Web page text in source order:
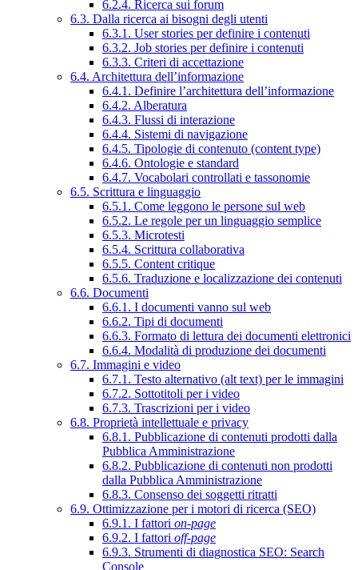
6.2.4. Ricerca sui forum
6.3. Dalla ricerca ai bisogni degli utenti
6.3.1. User stories per definire i contenuti
6.3.2. Job stories per definire i contenuti
6.3.3. Criteri di accettazione
6.4. Architettura dell’informazione
6.4.1. Definire l’architettura dell’informazione
6.4.2. Alberatura
6.4.3. Flussi di interazione
6.4.4. Sistemi di navigazione
6.4.5. Tipologie di contenuto (content type)
6.4.6. Ontologie e standard
6.4.7. Vocabolari controllati e tassonomie
6.5. Scrittura e linguaggio
6.5.1. Come leggono le persone sul web
6.5.2. Le regole per un linguaggio semplice
6.5.3. Microtesti
6.5.4. Scrittura collaborativa
6.5.5. Content critique
6.5.6. Traduzione e localizzazione dei contenuti
6.6. Documenti
6.6.1. I documenti vanno sul web
6.6.2. Tipi di documenti
6.6.3. Formato di lettura dei documenti elettronici
6.6.4. Modalità di produzione dei documenti
6.7. Immagini e video
6.7.1. Testo alternativo (alt text) per le immagini
6.7.2. Sottotitoli per i video
6.7.3. Trascrizioni per i video
6.8. Proprietà intellettuale e privacy
6.8.1. Pubblicazione di contenuti prodotti dalla
Pubblica Amministrazione
6.8.2. Pubblicazione di contenuti non prodotti
dalla Pubblica Amministrazione
6.8.3. Consenso dei soggetti ritratti
6.9. Ottimizzazione per i motori di ricerca (SEO)
6.9.1. I fattori on-page
6.9.2. I fattori off-page
6.9.3. Strumenti di diagnostica SEO: Search
Console